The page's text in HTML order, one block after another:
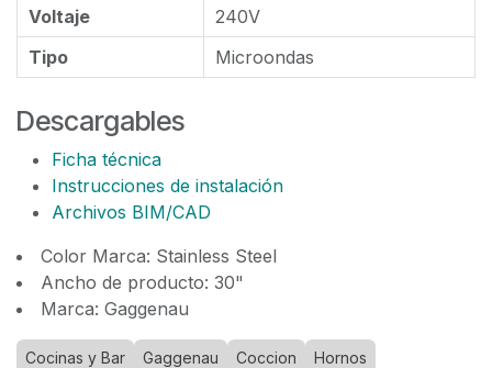
Voltaje
240V
Tipo
Microondas
Descargables
Ficha técnica
Instrucciones de instalación
Archivos BIM/CAD
Color Marca: Stainless Steel
Ancho de producto: 30"
Marca: Gaggenau
Cocinas y Bar Gaggenau Coccion Hornos